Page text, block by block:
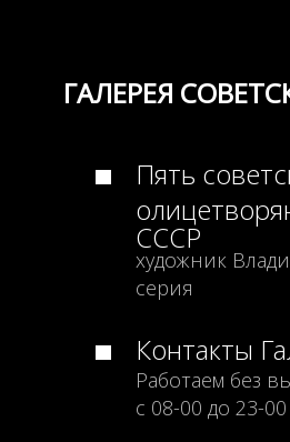
ГАЛЕРЕЯ
Пять
СССР
художник
серия
Контакты
Работаем без
с 08-00 до 23-00